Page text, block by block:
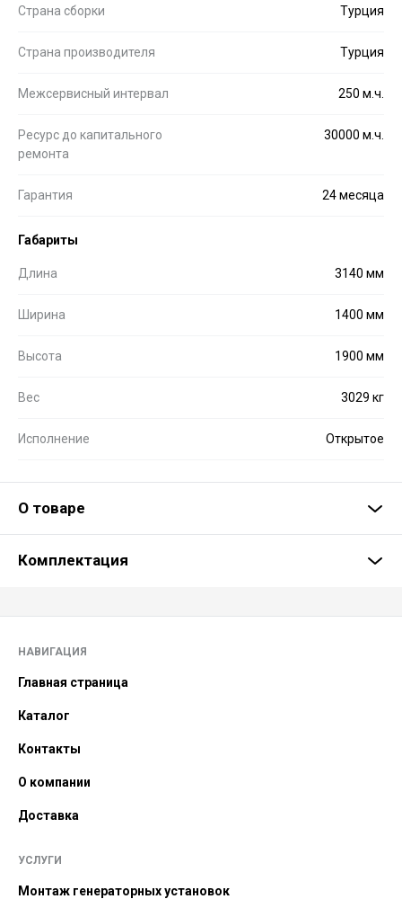
Страна сборки Турция
Страна производителя Турция
Межсервисный интервал 250 м.ч.
Ресурс до капитального
ремонта
30000 м.ч.
Гарантия 24 месяца
Габариты
Длина 3140 мм
Ширина 1400 мм
Высота 1900 мм
Вес 3029 кг
Исполнение Открытое
О товаре
Комплектация
НАВИГАЦИЯ
Главная страница
Каталог
Контакты
О компании
Доставка
УСЛУГИ
Монтаж генераторных установок